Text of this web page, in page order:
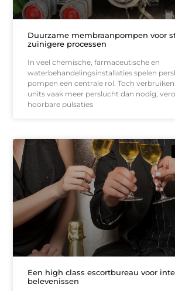
Duurzame membraanpompen voor
zuinigere processen
In veel chemische, farmaceutische en
waterbehandelingsinstallaties spelen
pompen een centrale rol. Toch
units vaak meer perslucht dan nodig,
hoorbare pulsaties
Een high class escortbureau voor
belevenissen